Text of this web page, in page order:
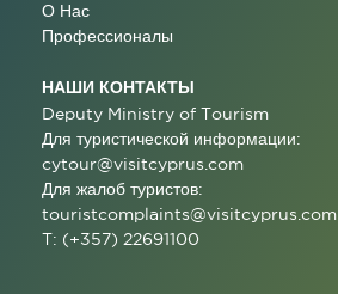
О Нас
Профессионалы
НАШИ КОНТАКТЫ
Deputy Ministry of Tourism
Для туристической информации:
cytour@visitcyprus.com
Для жалоб туристов:
touristcomplaints@visitcyprus.com
T: (+357) 22691100